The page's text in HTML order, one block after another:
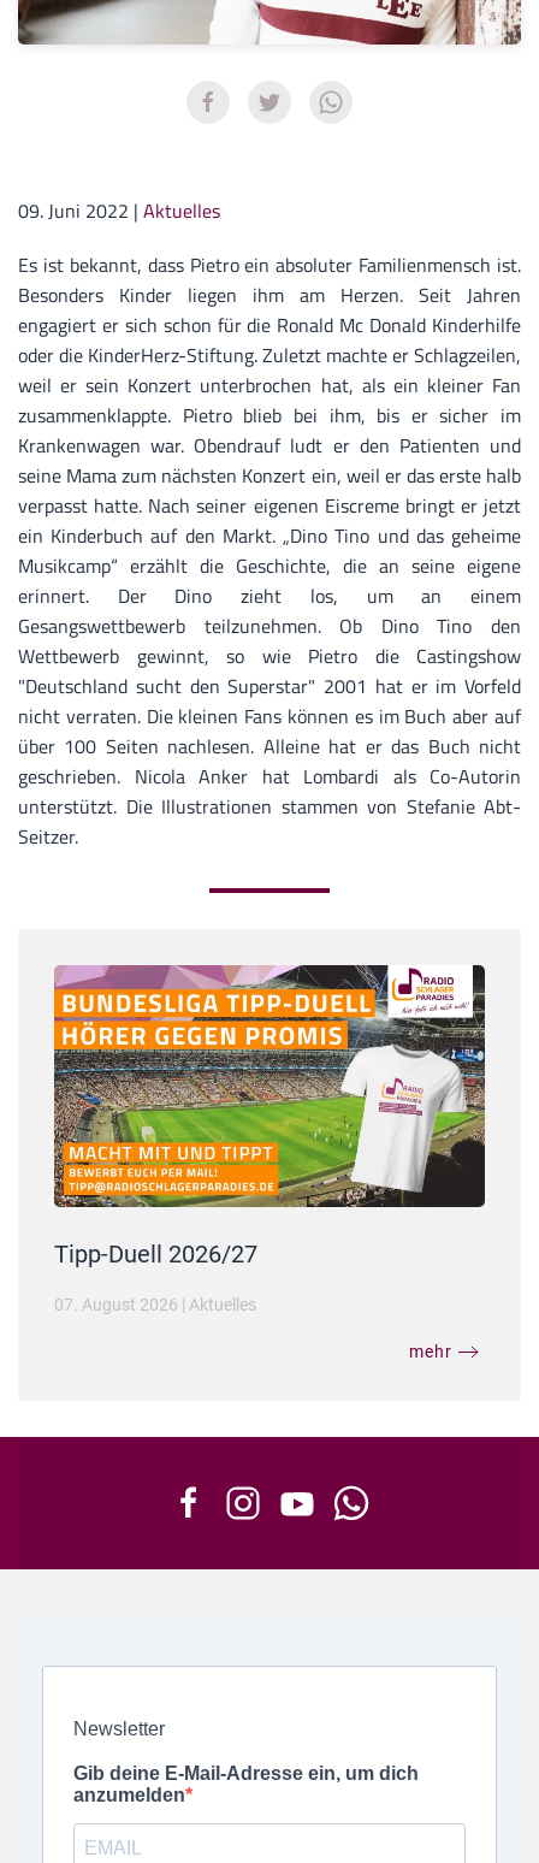
09. Juni 2022 | Aktuelles
Es ist bekannt, dass Pietro ein absoluter Familienmensch ist.
Besonders Kinder liegen ihm am Herzen. Seit Jahren
engagiert er sich schon für die Ronald Mc Donald Kinderhilfe
oder die KinderHerz-Stiftung. Zuletzt machte er Schlagzeilen,
weil er sein Konzert unterbrochen hat, als ein kleiner Fan
zusammenklappte. Pietro blieb bei ihm, bis er sicher im
Krankenwagen war. Obendrauf ludt er den Patienten und
seine Mama zum nächsten Konzert ein, weil er das erste halb
verpasst hatte. Nach seiner eigenen Eiscreme bringt er jetzt
ein Kinderbuch auf den Markt. „Dino Tino und das geheime
Musikcamp“ erzählt die Geschichte, die an seine eigene
erinnert. Der Dino zieht los, um an einem
Gesangswettbewerb teilzunehmen. Ob Dino Tino den
Wettbewerb gewinnt, so wie Pietro die Castingshow
"Deutschland sucht den Superstar" 2001 hat er im Vorfeld
nicht verraten. Die kleinen Fans können es im Buch aber auf
über 100 Seiten nachlesen. Alleine hat er das Buch nicht
geschrieben. Nicola Anker hat Lombardi als Co-Autorin
unterstützt. Die Illustrationen stammen von Stefanie Abt-
Seitzer.
Tipp-Duell 2026/27
07. August 2026 | Aktuelles
mehr